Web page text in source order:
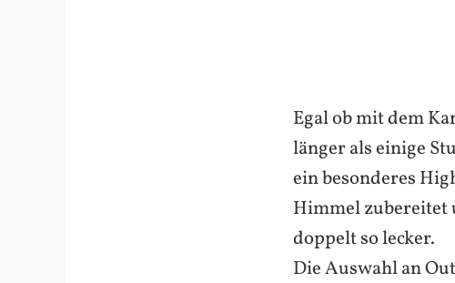
Egal ob mit dem
länger als einige
ein besonderes
Himmel zubereitet
doppelt so lecker.
Die Auswahl an